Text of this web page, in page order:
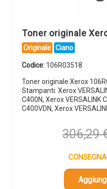
Toner originale
Originale Ciano
Codice: 106R03518
Toner originale Xerox
Stampanti: Xerox
C400N, Xerox VERSALINK
C400VDN, Xerox
306,29